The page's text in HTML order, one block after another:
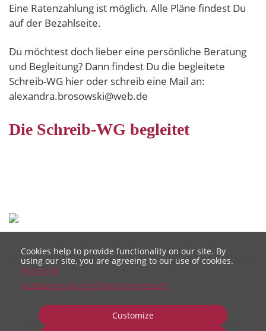
Eine Ratenzahlung ist möglich. Alle Pläne findest Du
auf der Bezahlseite.
Du möchtest doch lieber eine persönliche Beratung
und Begleitung? Dann findest Du die begleitete
alexandra.brosowski@web.de
Die Schreib-WG begleitet
Cookies help to provide functionality on our site. By
using our site, you are agreeing to our use of cookies.
More info
AGBDatenschutzrichtlinieImpressum
Customize